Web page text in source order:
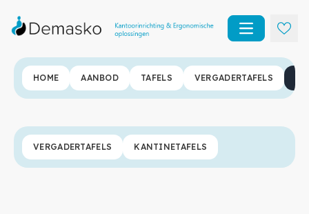
Open main
HOME AANBOD TAFELS VERGADERTAFELS
VERGADERTAFELS KANTINETAFELS